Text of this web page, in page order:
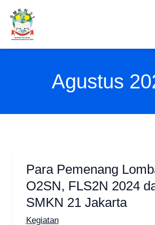
Lewati
konten
Agustus
Para Pemenang
O2SN, FLS2N 2024
SMKN 21 Jakarta
Kegiatan